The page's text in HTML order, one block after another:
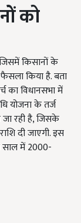
को
किसानों के
किया है. बता
का विधानसभा में
योजना के तर्ज
रही है, जिसके
दी जाएगी. इस
साल में2000-